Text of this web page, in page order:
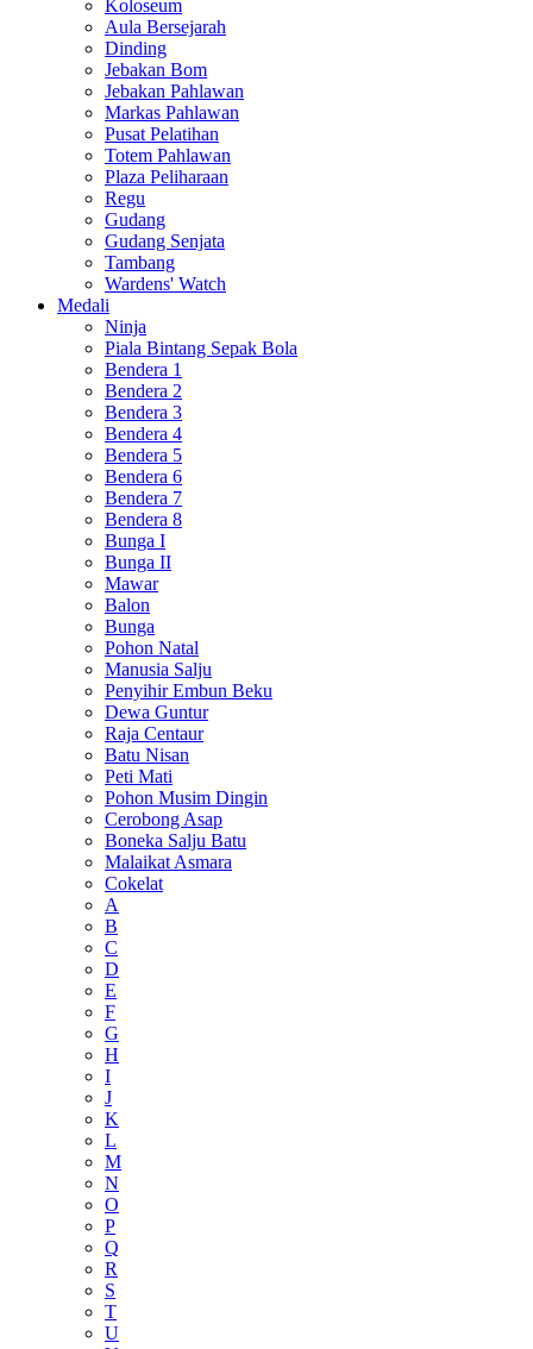
Koloseum
Aula Bersejarah
Dinding
Jebakan Bom
Jebakan Pahlawan
Markas Pahlawan
Pusat Pelatihan
Totem Pahlawan
Plaza Peliharaan
Regu
Gudang
Gudang Senjata
Tambang
Wardens' Watch
Medali
Ninja
Piala Bintang Sepak Bola
Bendera 1
Bendera 2
Bendera 3
Bendera 4
Bendera 5
Bendera 6
Bendera 7
Bendera 8
Bunga I
Bunga II
Mawar
Balon
Bunga
Pohon Natal
Manusia Salju
Penyihir Embun Beku
Dewa Guntur
Raja Centaur
Batu Nisan
Peti Mati
Pohon Musim Dingin
Cerobong Asap
Boneka Salju Batu
Malaikat Asmara
Cokelat
A
B
C
D
E
F
G
H
I
J
K
L
M
N
O
P
Q
R
S
T
U